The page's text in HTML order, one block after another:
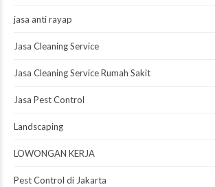
jasa anti rayap
Jasa Cleaning Service
Jasa Cleaning Service Rumah Sakit
Jasa Pest Control
Landscaping
LOWONGAN KERJA
Pest Control di Jakarta